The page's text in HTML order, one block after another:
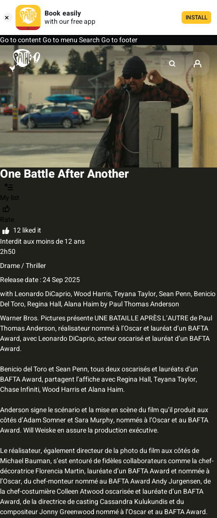
Book easily
with our free app
INSTALL
Go to contentGo to menuSearchGo to footer
One Battle After Another
My list
Rate
12 liked it
Interdit aux moins de 12 ans
2h50
Drame / Thriller
Release date : 24 Sep 2025
with Leonardo DiCaprio, Wood Harris, Teyana Taylor, Sean Penn, Benicio
Del Toro, Regina Hall, Alana HaimbyPaul Thomas Anderson
Warner Bros. Pictures présente UNE BATAILLE APRÈS L’AUTRE de Paul
Thomas Anderson, réalisateur nommé à l’Oscar et lauréat d’un BAFTA
Award, avec Leonardo DiCaprio, acteur oscarisé et lauréat d’un BAFTA
Award.
Benicio del Toro et Sean Penn, tous deux oscarisés et lauréats d’un
BAFTA Award, partagent l’affiche avec Regina Hall, Teyana Taylor,
Chase Infiniti, Wood Harris et Alana Haim.
Anderson signe le scénario et la mise en scène du film qu’il produit aux
côtés d’Adam Somner et Sara Murphy, nommés à l’Oscar et au BAFTA
Award. Will Weiske en assure la production exécutive.
Le réalisateur, également directeur de la photo du film aux côtés de
Michael Bauman, s’est entouré de fidèles collaborateurs comme la chef-
décoratrice Florencia Martin, lauréate d’un BAFTA Award et nommée à
l’Oscar, du chef-monteur nommé au BAFTA Award Andy Jurgensen, de
la chef-costumière Colleen Atwood oscarisée et lauréate d’un BAFTA
Award, de la directrice de casting Cassandra Kulukundis et du
compositeur Jonny Greenwood nommé à l’Oscar et au BAFTA Award.